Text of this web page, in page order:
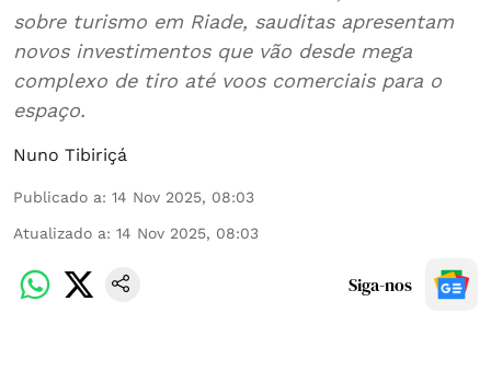
sobre turismo em Riade, sauditas apresentam
novos investimentos que vão desde mega
complexo de tiro até voos comerciais para o
espaço.
Nuno Tibiriçá
Publicado a: 14 Nov 2025, 08:03
Atualizado a: 14 Nov 2025, 08:03
Siga-nos